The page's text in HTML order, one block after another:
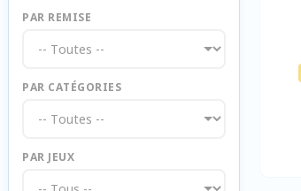
PAR REMISE
PAR CATÉGORIES
PAR JEUX